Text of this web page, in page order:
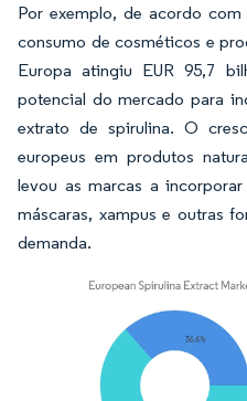
Por exemplo, de acordo
consumo de cosméticos e
Europa atingiu EUR 95,7
potencial do mercado para
extrato de spirulina. O
europeus em produtos
levou as marcas a
máscaras, xampus e outras
demanda.